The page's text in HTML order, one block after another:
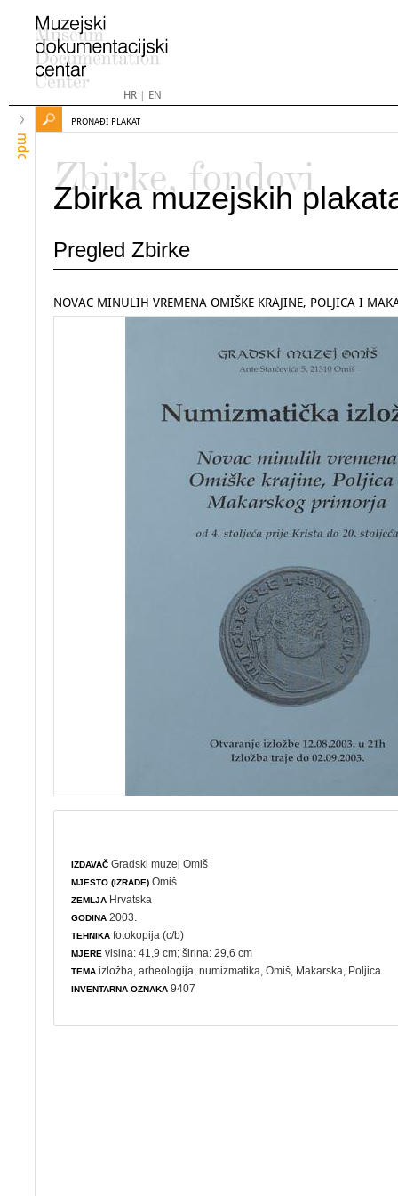
HR| EN
mdc
PRONAĐI PLAKAT
Zbirke, fondovi
Zbirka muzejskih
Pregled Zbirke
NOVAC MINULIH VREMENA OMIŠKE KRAJINE, POLJICA I
IZDAVAČ Gradski muzej Omiš
MJESTO (IZRADE) Omiš
ZEMLJA Hrvatska
GODINA 2003.
TEHNIKA fotokopija (c/b)
MJERE visina: 41,9 cm; širina: 29,6 cm
TEMA izložba ,arheologija ,numizmatika , Omiš, Makarska, Poljica
INVENTARNA OZNAKA 9407